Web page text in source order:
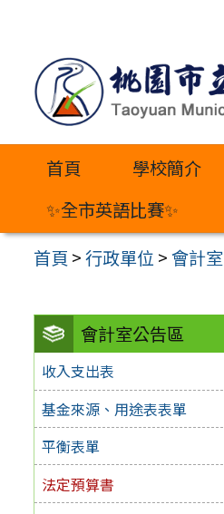
內
首頁 學校簡介
✨全市英語比賽✨
首頁 >行政單位 >會計室
會計室公告區
收入支出表
基金來源、用途表表單
平衡表單
法定預算書